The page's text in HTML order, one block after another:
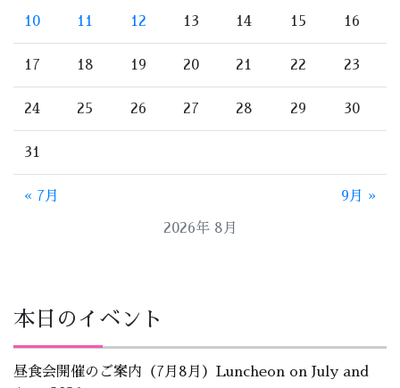
2026年 8月
10 11 12 13 14 15 16
17 18 19 20 21 22 23
24 25 26 27 28 29 30
31
« 7月 9月 »
本日のイベント
昼食会開催のご案内（7月8月）Luncheon on July and